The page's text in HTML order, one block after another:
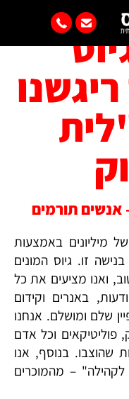
אנשים תורמים
מיליונים באמצעות
זו. גיוס המונים
ואנו מציעים את כל
באנרים וקידום
שלם ומושלם. אנחנו
פוליטיקאים וכל אדם
בנוסף, אנו
– מהמוכרים